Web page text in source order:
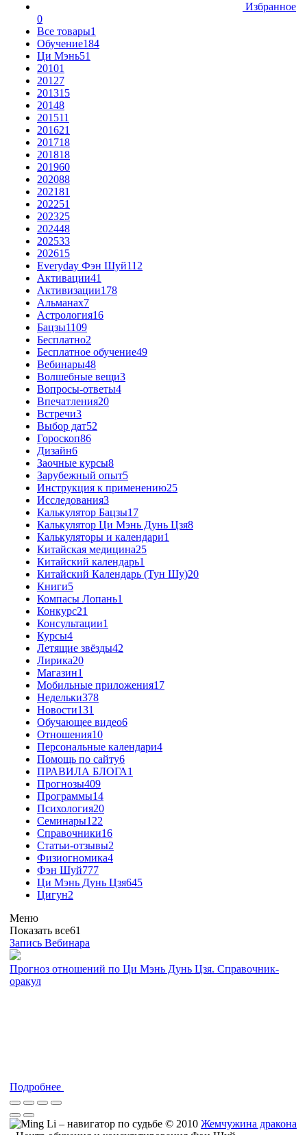
Избранное
0
Все товары1
Обучение184
Ци Мэнь51
20101
20127
201315
20148
201511
201621
201718
201818
201960
202088
202181
202251
202325
202448
202533
202615
Everyday Фэн Шуй112
Активации41
Активизации178
Альманах7
Астрология16
Бацзы1109
Бесплатно2
Бесплатное обучение49
Вебинары48
Волшебные вещи3
Вопросы-ответы4
Впечатления20
Встречи3
Выбор дат52
Гороскоп86
Дизайн6
Заочные курсы8
Зарубежный опыт5
Инструкция к применению25
Исследования3
Калькулятор Бацзы17
Калькулятор Ци Мэнь Дунь Цзя8
Калькуляторы и календари1
Китайская медицина25
Китайский календарь1
Китайский Календарь (Тун Шу)20
Книги5
Компасы Лопань1
Конкурс21
Консультации1
Курсы4
Летящие звёзды42
Лирика20
Магазин1
Мобильные приложения17
Недельки378
Новости131
Обучающее видео6
Отношения10
Персональные календари4
Помощь по сайту6
ПРАВИЛА БЛОГА1
Прогнозы409
Программы14
Психология20
Семинары122
Справочники16
Статьи-отзывы2
Физиогномика4
Фэн Шуй777
Ци Мэнь Дунь Цзя645
Цигун2
Меню
Показать все61
Запись Вебинара
Прогноз отношений по Ци Мэнь Дунь Цзя. Справочник-
оракул
Подробнее
© 2010 Жемчужина дракона